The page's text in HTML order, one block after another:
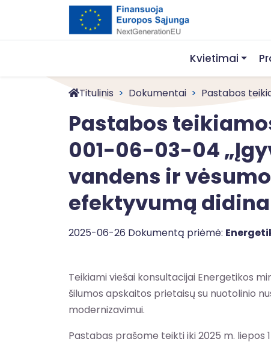
Kvietimai
Titulinis Dokumentai Pastabos
Pastabos
001-06-03-04
vandens ir
efektyvumą
2025-06-26 Dokumentą priėmė:
Teikiami viešai konsultacijai Energetikos
šilumos apskaitos prietaisų su nuotolinio
modernizavimui.
Pastabas prašome teikti iki 2025 m. liepos